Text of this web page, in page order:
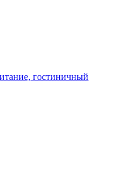
гостиничный